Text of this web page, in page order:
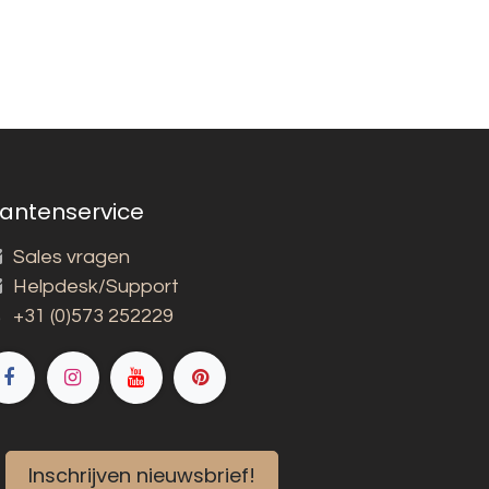
Sales vragen
Helpdesk/Support
+31 (0)573 252229
Inschrijven nieuwsbrief!